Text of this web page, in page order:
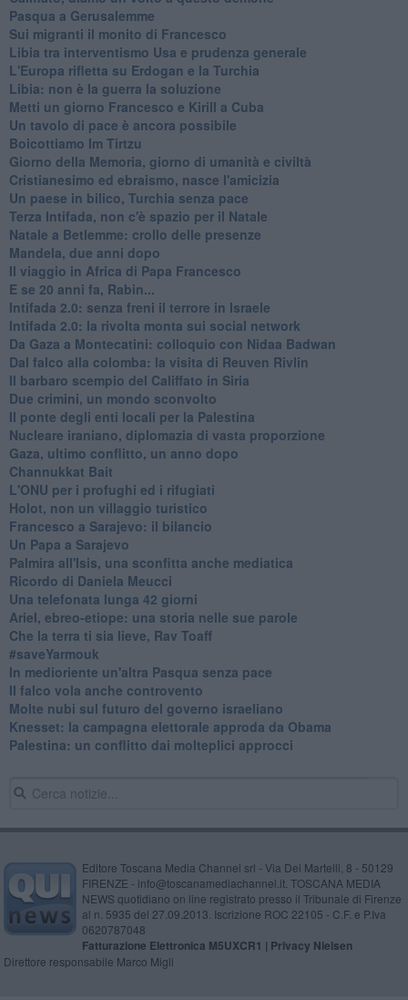
Pasqua a Gerusalemme
Sui migranti il monito di Francesco
Libia tra interventismo Usa e prudenza generale
L'Europa rifletta su Erdogan e la Turchia
Libia: non è la guerra la soluzione
Metti un giorno Francesco e Kirill a Cuba
Un tavolo di pace è ancora possibile
Boicottiamo Im Tirtzu
Giorno della Memoria, giorno di umanità e civiltà
Cristianesimo ed ebraismo, nasce l'amicizia
Un paese in bilico, Turchia senza pace
Terza Intifada, non c'è spazio per il Natale
Natale a Betlemme: crollo delle presenze
Mandela, due anni dopo
Il viaggio in Africa di Papa Francesco
E se 20 anni fa, Rabin...
Intifada 2.0: senza freni il terrore in Israele
Intifada 2.0: la rivolta monta sui social network
Da Gaza a Montecatini: colloquio con Nidaa Badwan
Dal falco alla colomba: la visita di Reuven Rivlin
Il barbaro scempio del Califfato in Siria
Due crimini, un mondo sconvolto
Il ponte degli enti locali per la Palestina
Nucleare iraniano, diplomazia di vasta proporzione
Gaza, ultimo conflitto, un anno dopo
Channukkat Bait
L'ONU per i profughi ed i rifugiati
Holot, non un villaggio turistico
Francesco a Sarajevo: il bilancio
Un Papa a Sarajevo
Palmira all'Isis, una sconfitta anche mediatica
Ricordo di Daniela Meucci
​Una telefonata lunga 42 giorni
​Ariel, ebreo-etiope: una storia nelle sue parole
Che la terra ti sia lieve, Rav Toaff
​#saveYarmouk
​In medioriente un'altra Pasqua senza pace
​Il falco vola anche controvento
Molte nubi sul futuro del governo israeliano
Knesset: la campagna elettorale approda da Obama
Palestina: un conflitto dai molteplici approcci
Editore Toscana Media Channel srl - Via Dei Martelli, 8 - 50129
FIRENZE - info@toscanamediachannel.it. TOSCANA MEDIA
NEWS quotidiano on line registrato presso il Tribunale di Firenze
al n. 5935 del 27.09.2013. Iscrizione ROC 22105 - C.F. e P.Iva
0620787048
Fatturazione Elettronica M5UXCR1 | Privacy Nielsen
Direttore responsabile Marco Migli